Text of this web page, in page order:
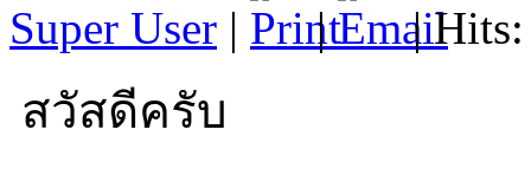
Super User | | | Hits:
สวัสดีครับ